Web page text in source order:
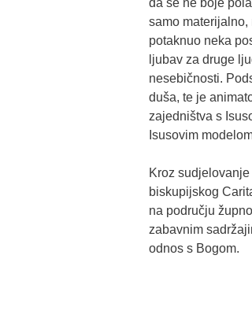
da se ne boje
samo
potaknuo neka
ljubav za druge
nesebičnosti.
duša, te je
zajedništva s
Isusovim
Kroz
biskupijskog
na području
zabavnim
odnos s Bogom.